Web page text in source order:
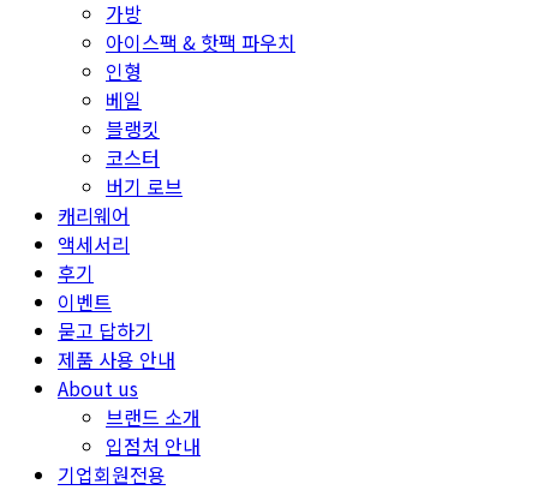
가방
아이스팩 & 핫팩 파우치
인형
베일
블랭킷
코스터
버기 로브
캐리웨어
액세서리
후기
이벤트
묻고 답하기
제품 사용 안내
About us
브랜드 소개
입점처 안내
기업회원전용